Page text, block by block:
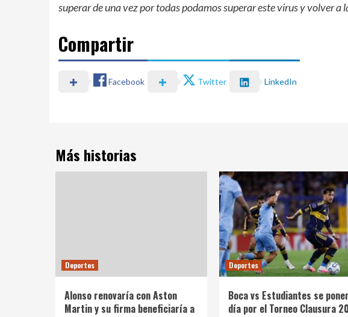
superar de una vez por todas podamos superar este virus y volver a
Compartir
Facebook Twitter LinkedIn
Más historias
Deportes
Alonso renovaría con Aston
Martin y su firma beneficiaría a
Deportes
Boca vs Estudiantes se
día por el Torneo Clausura